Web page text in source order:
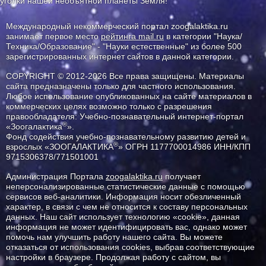
Международный некоммерческий портал zoogalaktika.ru
занимает первое месторейтинга mail.ru в категории "Наука/
Техника/Образование" - "Науки естественные" из более 500
зарегистрированных интернет сайтов в данной категории.
COPYRIGHT © 2012-2026 Все права защищены. Материалы
сайта предназначены только для частного использования.
Любое использование опубликованных на сайте материалов в
коммерческих целях возможно только с разрешения
правообладателя: Учебно-познавательный интернет-портал
«Зоогалактика®».
Фонд содействия учебно-познавательному развитию детей и
взрослых «ЗООГАЛАКТИКА®» ОГРН 1177700014986 ИНН/КПП
9715306378/771501001
Администрация Портала zoogalaktika.ruполучает
неперсонализированные статистические данные с помощью
сервисов веб-аналитики. Информация носит обезличенный
характер, в связи с чем не относится к составу персональных
данных. Наш сайт использует технологию «cookie», данная
информация не может идентифицировать вас, однако может
помочь нам улучшить работу нашего сайта. Вы можете
отказаться от использования cookies, выбрав соответствующие
настройки в браузере. Продолжая работу с сайтом, вы